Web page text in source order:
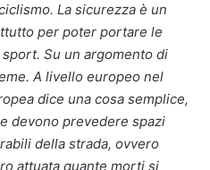
La sicurezza è un
per poter portare le
Su un argomento di
A livello europeo nel
dice una cosa semplice,
devono prevedere spazi
della strada, ovvero
attuata quante morti si